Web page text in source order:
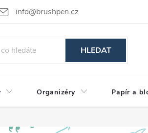
info@brushpen.cz
Podmínky ochrany osobních údajů
HLEDAT
Organizéry Papír a